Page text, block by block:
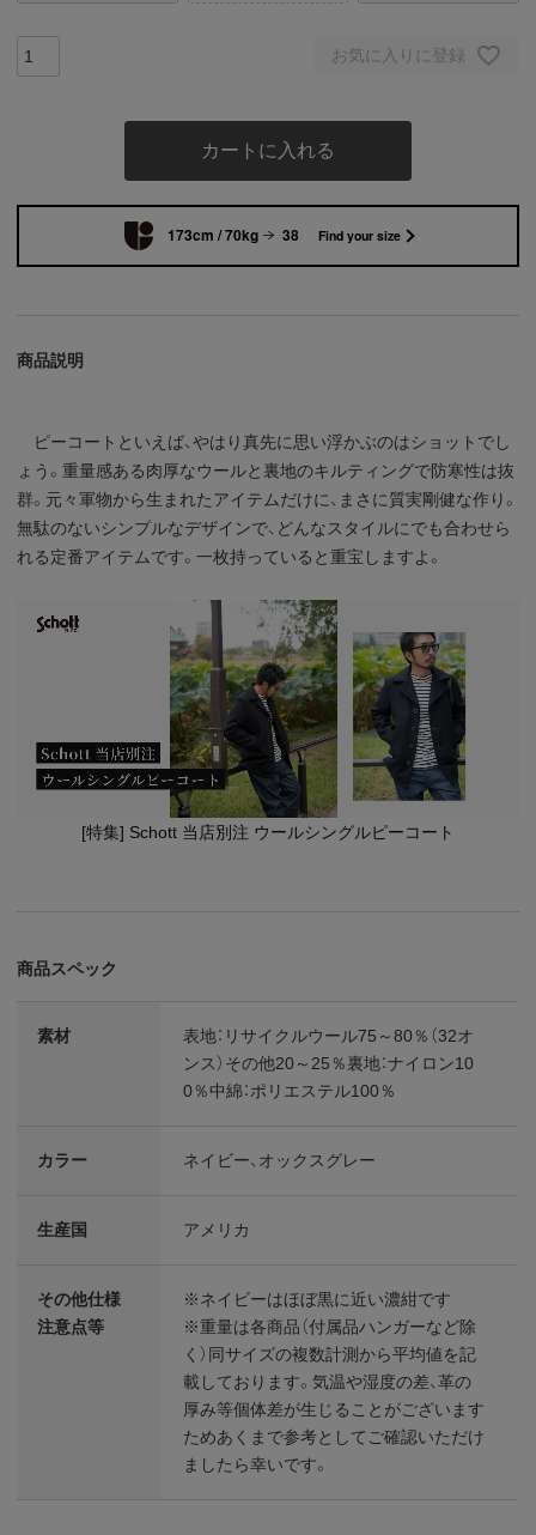
お気に入りに登録
カートに入れる
173cm / 70kg 38 Find your size
商品説明
ピーコートといえば、やはり真先に思い浮かぶのはショットでし
ょう。重量感ある肉厚なウールと裏地のキルティングで防寒性は抜
群。元々軍物から生まれたアイテムだけに、まさに質実剛健な作り。
無駄のないシンプルなデザインで、どんなスタイルにでも合わせら
れる定番アイテムです。一枚持っていると重宝しますよ。
[特集] Schott 当店別注 ウールシングルピーコート
商品スペック
素材
表地：リサイクルウール75～80％（32オ
ンス）その他20～25％裏地：ナイロン10
0％中綿：ポリエステル100％
カラー ネイビー、オックスグレー
生産国 アメリカ
その他仕様
注意点等
※ネイビーはほぼ黒に近い濃紺です
※重量は各商品（付属品ハンガーなど除
く）同サイズの複数計測から平均値を記
載しております。気温や湿度の差、革の
厚み等個体差が生じることがございます
ためあくまで参考としてご確認いただけ
ましたら幸いです。